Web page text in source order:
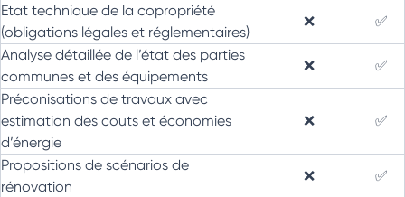
Etat technique de la copropriété
(obligations légales et réglementaires)
❌
✅
Analyse détaillée de l’état des parties
communes et des équipements
❌
✅
Préconisations de travaux avec
estimation des couts et économies
d’énergie
❌ ✅
Propositions de scénarios de
rénovation
❌
✅